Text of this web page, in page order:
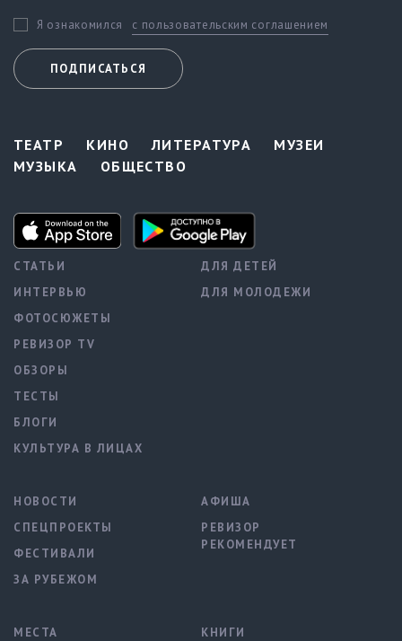
Я ознакомился с пользовательским соглашением
ПОДПИСАТЬСЯ
ТЕАТР КИНО ЛИТЕРАТУРА
МУЗЕИ
МУЗЫКА
ОБЩЕСТВО
СТАТЬИ
ИНТЕРВЬЮ
ФОТОСЮЖЕТЫ
РЕВИЗОР TV
ОБЗОРЫ
ТЕСТЫ
БЛОГИ
КУЛЬТУРА В ЛИЦАХ
ДЛЯ ДЕТЕЙ
ДЛЯ МОЛОДЕЖИ
НОВОСТИ
СПЕЦПРОЕКТЫ
ФЕСТИВАЛИ
ЗА РУБЕЖОМ
АФИША
РЕВИЗОР
РЕКОМЕНДУЕТ
МЕСТА КНИГИ